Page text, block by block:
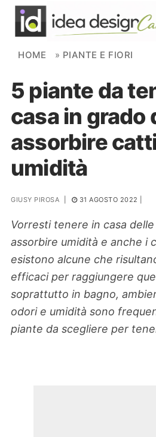
Skip to content
NOVITÀ
AMBIENTI
FAI DA TE
PIANTE
Ortaggio
HOME » PIANTE E FIORI
5 piante da
casa in grado
assorbire
umidità
GIUSY PIROSA 31 AGOSTO 2022
Vorresti tenere in casa
assorbire umidità e anche i
esistono alcune che
efficaci per raggiungere
soprattutto in bagno,
odori e umidità sono
piante da scegliere per